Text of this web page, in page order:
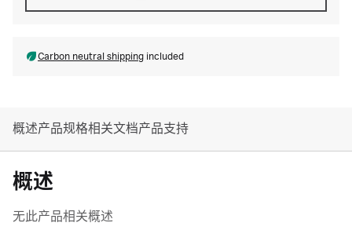
Carbon neutral shipping included
概述产品规格相关文档产品支持
概述
无此产品相关概述